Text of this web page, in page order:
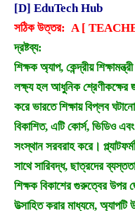
[D] EduTech Hub
সঠিক উত্তর: A [
দ্রষ্টব্য:
শিক্ষক অ্যাপ, কেন্দ্রীয়
লক্ষ্য হল আধুনিক শ্রেণীকক্ষের
করে ভারতে শিক্ষায় বিপ্লব
বিকাশিত, এটি কোর্স, ভিডিও
সংস্থান সরবরাহ করে।
সাথে সারিবদ্ধ, ছাত্রদের
শিক্ষক বিকাশের গুরুত্বের উপর
উত্সাহিত করার মাধ্যমে,